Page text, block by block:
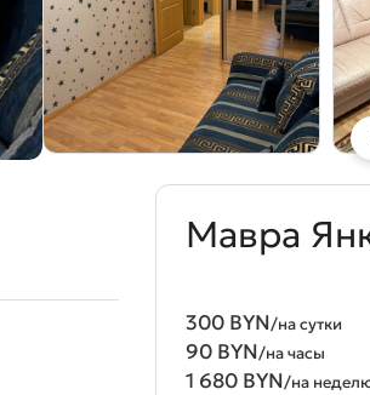
Мавра
300 BYN/на сутки
90 BYN/на часы
1 680 BYN/на